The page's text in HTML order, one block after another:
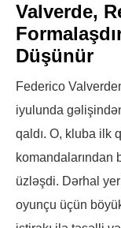
Valverde,
Düşünür
Federico
iyulunda
qaldı. O, kluba ilk
komandalarından
üzləşdi. Dərhal
oyunçu üçün